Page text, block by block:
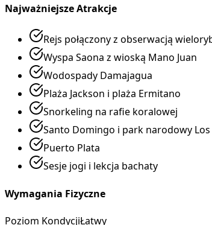
Najważniejsze Atrakcje
Rejs połączony z obserwacją
Wyspa Saona z wioską Mano Juan
Wodospady Damajagua
Plaża Jackson i plaża Ermitano
Snorkeling na rafie koralowej
Santo Domingo i park narodowy Los
Puerto Plata
Sesje jogi i lekcja bachaty
Wymagania Fizyczne
Poziom KondycjiŁatwy